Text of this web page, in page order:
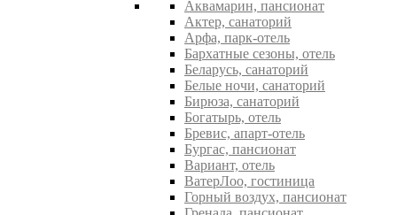
Аквамарин, пансионат
Актер, санаторий
Арфа, парк-отель
Бархатные сезоны, отель
Беларусь, санаторий
Белые ночи, санаторий
Бирюза, санаторий
Богатырь, отель
Бревис, апарт-отель
Бургас, пансионат
Вариант, отель
ВатерЛоо, гостиница
Горный воздух, пансионат